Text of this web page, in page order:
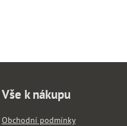
Vše k nákupu
Obchodní podmínky